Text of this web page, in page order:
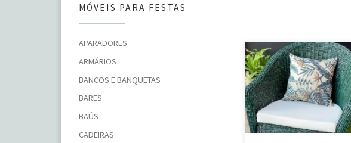
Para os amantes do verde,
exclusivas que vão deixar
decoração ainda mais linda!
@larmoniejf
@toninhoaleixodecorador
@eventuale.com.br
MÓVEIS PARA FESTAS
APARADORES
ARMÁRIOS
BANCOS E BANQUETAS
BARES
BAÚS
CADEIRAS